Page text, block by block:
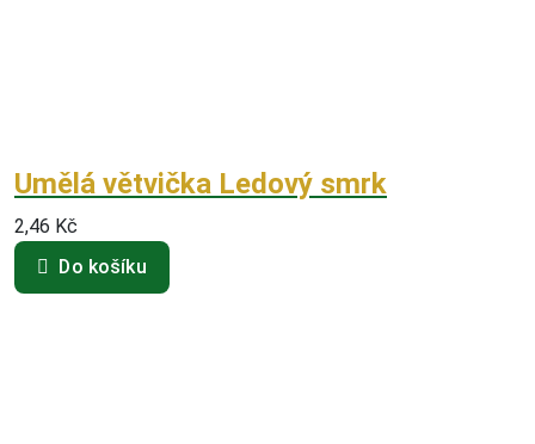
Umělá větvička Ledový smrk
2,46 Kč
Do košíku